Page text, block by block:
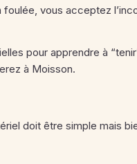
vous acceptez
pour apprendre à
à Moisson.
doit être simple mais